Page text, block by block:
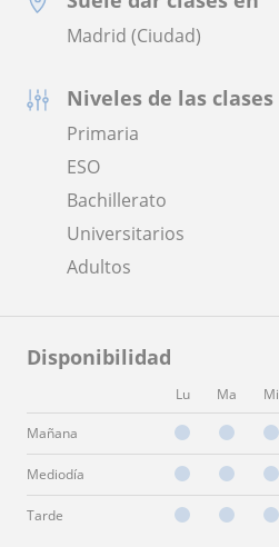
Madrid (Ciudad)
Niveles de las clases
Primaria
ESO
Bachillerato
Universitarios
Adultos
Disponibilidad
Lu Ma Mi
Mañana
Mediodía
Tarde